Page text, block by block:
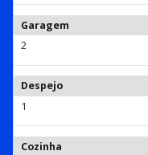
Garagem
2
Despejo
1
Cozinha